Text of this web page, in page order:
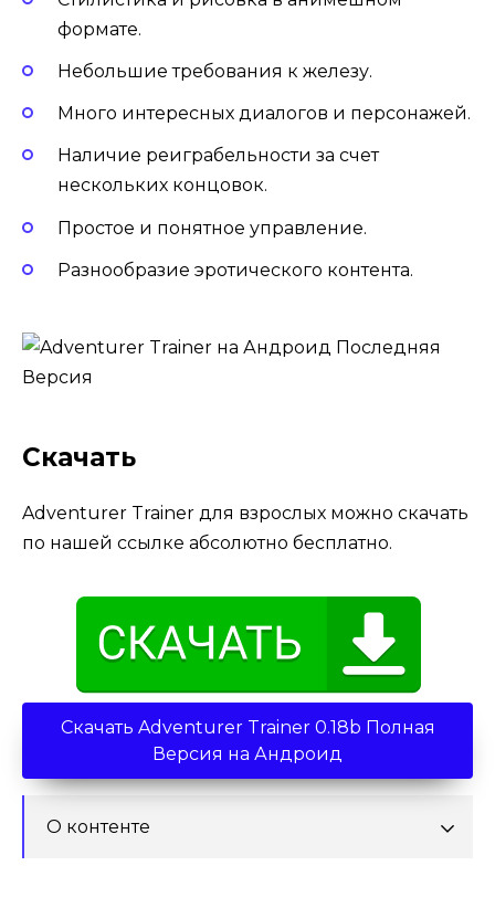
формате.
Небольшие требования к железу.
Много интересных диалогов и персонажей.
Наличие реиграбельности за счет
нескольких концовок.
Простое и понятное управление.
Разнообразие эротического контента.
Скачать
Adventurer Trainer для взрослых можно скачать
по нашей ссылке абсолютно бесплатно.
Скачать Adventurer Trainer 0.18b Полная
Версия на Андроид
О контенте